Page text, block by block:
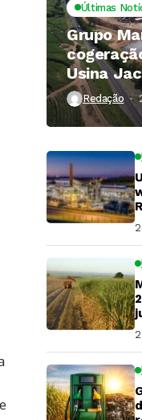
Últimas
Grupo
Usina
milhões
Redação
2
2
DaCana